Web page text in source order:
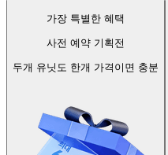
가장 특별한 혜택
사전 예약 기획전
두개 유닛도 한개 가격이면 충분